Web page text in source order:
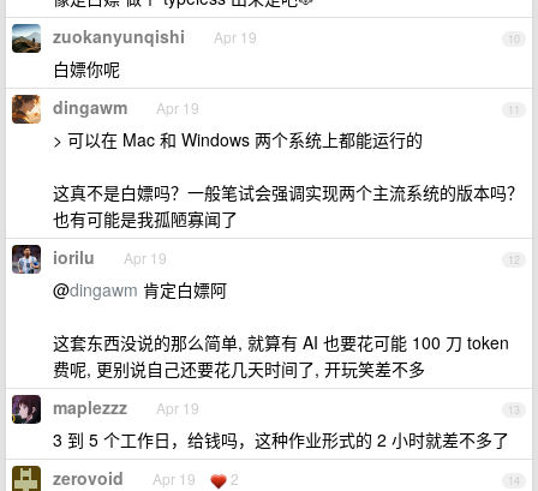
10
zuokanyunqishi Apr 19
白嫖你呢
11
dingawm Apr 19
> 可以在 Mac 和 Windows 两个系统上都能运行的
这真不是白嫖吗？一般笔试会强调实现两个主流系统的版本吗？
也有可能是我孤陋寡闻了
12
iorilu Apr 19
@dingawm 肯定白嫖阿
这套东西没说的那么简单, 就算有 AI 也要花可能 100 刀 token
费呢, 更别说自己还要花几天时间了, 开玩笑差不多
13
maplezzz Apr 19
3 到 5 个工作日，给钱吗，这种作业形式的 2 小时就差不多了
14
zerovoid Apr 19 2